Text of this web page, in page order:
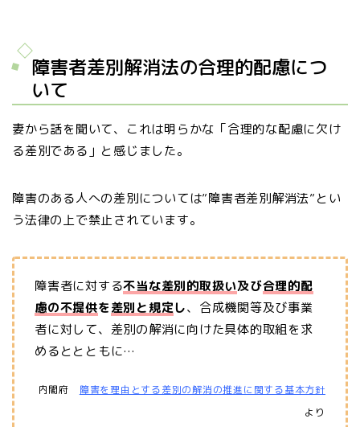
障害者差別解消法の合理的配慮につ
いて
妻から話を聞いて、これは明らかな「合理的な配慮に欠け
る差別である」と感じました。
障害のある人への差別については”障害者差別解消法”とい
う法律の上で禁止されています。
障害者に対する不当な差別的取扱い及び合理的配
慮の不提供を差別と規定し、合成機関等及び事業
者に対して、差別の解消に向けた具体的取組を求
めるととともに…
内閣府 障害を理由とする差別の解消の推進に関する基本方針
より